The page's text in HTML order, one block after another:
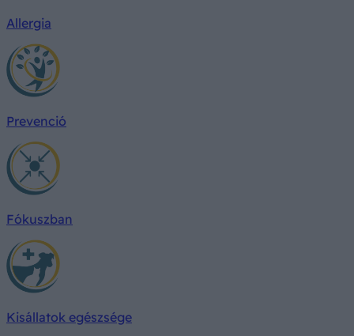
Allergia
Prevenció
Fókuszban
Kisállatok egészsége